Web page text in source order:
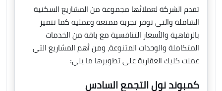
تقدم الشركة لعملائها مجموعة من المشاريع السكنية
الشاملة والتي توفر تجربة ممتعة وعملية كما تتميز
بالرفاهية والأسعار التنافسية مع باقة من الخدمات
المتكاملة والوحدات المتنوعة، ومن أهم المشاريع التي
عملت كليك العقارية على تطويرها ما يلي:
كمبوند نول التجمع السادس